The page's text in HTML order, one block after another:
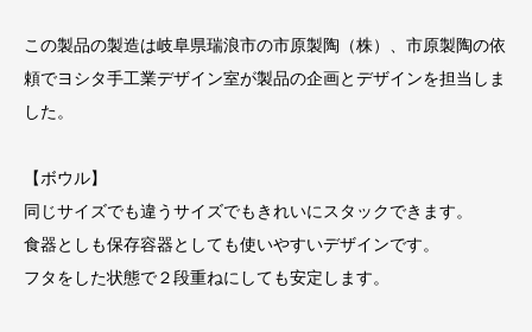
この製品の製造は岐阜県瑞浪市の市原製陶（株）、市原製陶の依
頼でヨシタ手工業デザイン室が製品の企画とデザインを担当しま
した。
【ボウル】
同じサイズでも違うサイズでもきれいにスタックできます。
食器としも保存容器としても使いやすいデザインです。
フタをした状態で２段重ねにしても安定します。